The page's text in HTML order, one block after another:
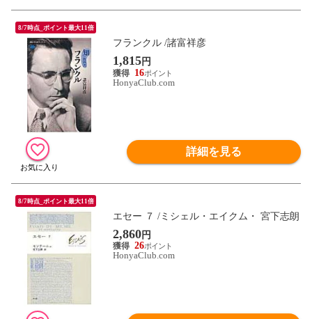
8/7時点_ポイント最大11倍
フランクル /諸富祥彦
1,815円
16
HonyaClub.com
詳細を見る
8/7時点_ポイント最大11倍
エセー ７ /ミシェル・エイクム・ 宮下志朗
2,860円
26
HonyaClub.com